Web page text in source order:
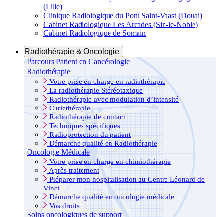
(Lille)
Clinique Radiologique du Pont Saint-Vaast (Douai)
Cabinet Radiologique Les Arcades (Sin-le-Noble)
Cabinet Radiologique de Somain
Radiothérapie & Oncologie
Parcours Patient en Cancérologie
Radiothérapie
Votre prise en charge en radiothérapie
La radiothérapie Stéréotaxique
Radiothérapie avec modulation d’intensité
Curiethérapie
Radiothérapie de contact
Techniques spécifiques
Radioprotection du patient
Démarche qualité en Radiothérapie
Oncologie Médicale
Votre prise en charge en chimiothérapie
Après traitement
Préparer mon hospitalisation au Centre Léonard de
Vinci
Démarche qualité en oncologie médicale
Vos droits
Soins oncologiques de support